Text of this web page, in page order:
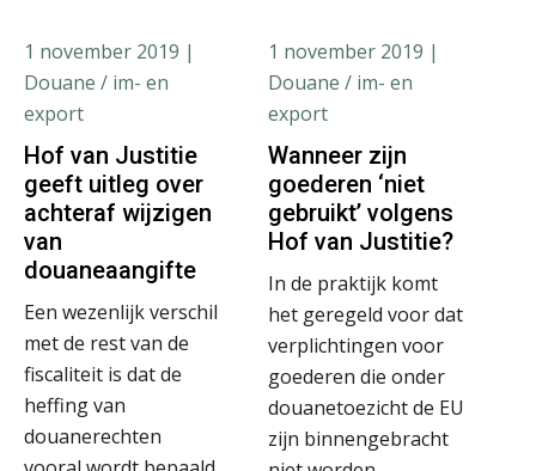
1 november 2019 |
Douane / im- en
export
Hof van Justitie
geeft uitleg over
achteraf wijzigen
van
douaneaangifte
Een wezenlijk verschil
met de rest van de
fiscaliteit is dat de
heffing van
douanerechten
1 november 2019 |
Douane / im- en
export
Wanneer zijn
goederen ‘niet
gebruikt’ volgens
Hof van Justitie?
In de praktijk komt
het geregeld voor dat
verplichtingen voor
goederen die onder
douanetoezicht de EU
zijn binnengebracht